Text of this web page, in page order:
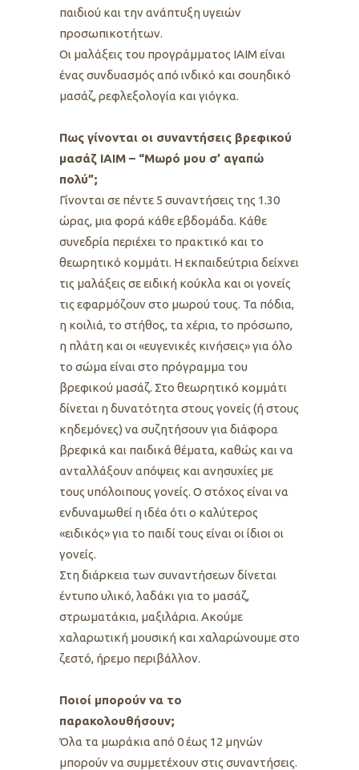
παιδιού και την ανάπτυξη υγειών
προσωπικοτήτων.
Οι μαλάξεις του προγράμματος ΙΑΙΜ είναι
ένας συνδυασμός από ινδικό και σουηδικό
μασάζ, ρεφλεξολογία και γιόγκα.
Πως γίνονται οι συναντήσεις βρεφικού
μασάζ ΙΑΙΜ – “Μωρό μου σ’ αγαπώ
πολύ”;
Γίνονται σε πέντε 5 συναντήσεις της 1.30
ώρας, μια φορά κάθε εβδομάδα. Κάθε
συνεδρία περιέχει το πρακτικό και το
θεωρητικό κομμάτι. Η εκπαιδεύτρια δείχνει
τις μαλάξεις σε ειδική κούκλα και οι γονείς
τις εφαρμόζουν στο μωρού τους. Τα πόδια,
η κοιλιά, το στήθος, τα χέρια, το πρόσωπο,
η πλάτη και οι «ευγενικές κινήσεις» για όλο
το σώμα είναι στο πρόγραμμα του
βρεφικού μασάζ. Στο θεωρητικό κομμάτι
δίνεται η δυνατότητα στους γονείς (ή στους
κηδεμόνες) να συζητήσουν για διάφορα
βρεφικά και παιδικά θέματα, καθώς και να
ανταλλάξουν απόψεις και ανησυχίες με
τους υπόλοιπους γονείς. Ο στόχος είναι να
ενδυναμωθεί η ιδέα ότι ο καλύτερος
«ειδικός» για το παιδί τους είναι οι ίδιοι οι
γονείς.
Στη διάρκεια των συναντήσεων δίνεται
έντυπο υλικό, λαδάκι για το μασάζ,
στρωματάκια, μαξιλάρια. Ακούμε
χαλαρωτική μουσική και χαλαρώνουμε στο
ζεστό, ήρεμο περιβάλλον.
Ποιοί μπορούν να το
παρακολουθήσουν;
Όλα τα μωράκια από 0 έως 12 μηνών
μπορούν να συμμετέχουν στις συναντήσεις.